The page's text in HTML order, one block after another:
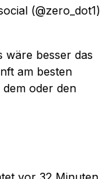
(@zero_dot1)
wäre besser das
am besten
oder den